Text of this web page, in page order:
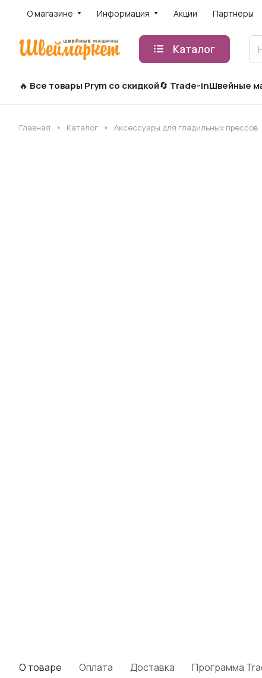
О магазине Информация Акции Партнеры
Каталог
Все товары Prym со скидкой Trade-inШвейные
Главная Каталог Аксессуары для гладильных прессов
О товаре Оплата Доставка Программа